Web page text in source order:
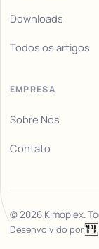
Downloads
Todos os artigos
EMPRESA
Sobre Nós
Contato
©2026Kimoplex.
Desenvolvido por